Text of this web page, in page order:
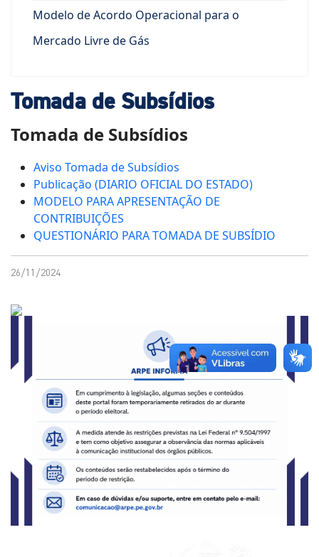
Modelo de Acordo Operacional para o
Mercado Livre de Gás
Tomada de Subsídios
Tomada de Subsídios
Aviso Tomada de Subsídios
Publicação (DIARIO OFICIAL DO ESTADO)
MODELO PARA APRESENTAÇÃO DE
CONTRIBUIÇÕES
QUESTIONÁRIO PARA TOMADA DE SUBSÍDIO
26/11/2024